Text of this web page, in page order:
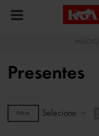
INÍCIO
Presentes
Filtrar Selecione